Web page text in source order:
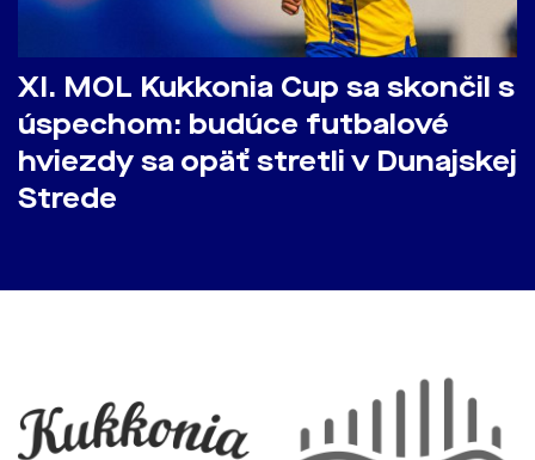
​XI. MOL Kukkonia Cup sa skončil s
úspechom: budúce futbalové
hviezdy sa opäť stretli v Dunajskej
Strede